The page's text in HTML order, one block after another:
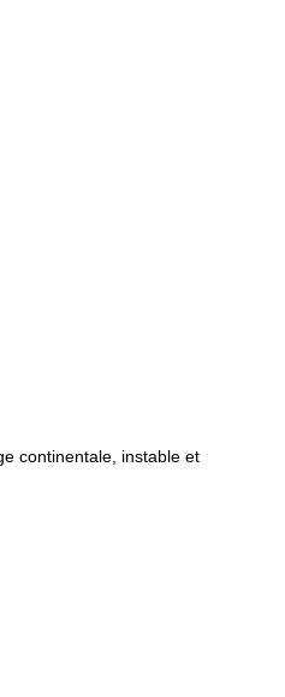
continentale, instable et